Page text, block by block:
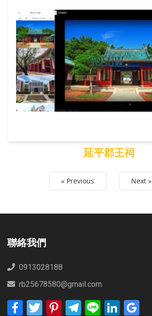
延平郡王祠
延平郡王祠
« Previous Next »
聯絡我們
0913028188
rb25678580@gmail.com
FacebookTwitter PinterestTelegram
Line LinkedIn